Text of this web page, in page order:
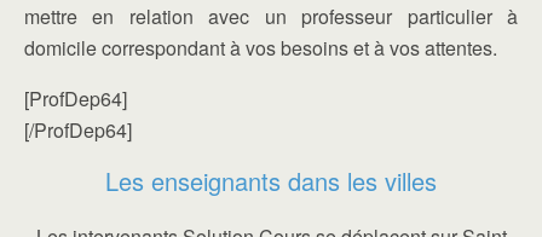
mettre en relation avec un professeur particulier à
domicile correspondant à vos besoins et à vos attentes.
[ProfDep64]
[/ProfDep64]
Les enseignants dans les villes